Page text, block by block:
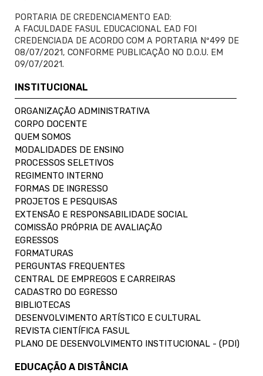
PORTARIA DE CREDENCIAMENTO EAD:
A FACULDADE FASUL EDUCACIONAL EAD FOI
CREDENCIADA DE ACORDO COM A PORTARIA Nº499 DE
08/07/2021, CONFORME PUBLICAÇÃO NO D.O.U. EM
09/07/2021.
INSTITUCIONAL
ORGANIZAÇÃO ADMINISTRATIVA
CORPO DOCENTE
QUEM SOMOS
MODALIDADES DE ENSINO
PROCESSOS SELETIVOS
REGIMENTO INTERNO
FORMAS DE INGRESSO
PROJETOS E PESQUISAS
EXTENSÃO E RESPONSABILIDADE SOCIAL
COMISSÃO PRÓPRIA DE AVALIAÇÃO
EGRESSOS
FORMATURAS
PERGUNTAS FREQUENTES
CENTRAL DE EMPREGOS E CARREIRAS
CADASTRO DO EGRESSO
BIBLIOTECAS
DESENVOLVIMENTO ARTÍSTICO E CULTURAL
REVISTA CIENTÍFICA FASUL
PLANO DE DESENVOLVIMENTO INSTITUCIONAL - (PDI)
EDUCAÇÃO A DISTÂNCIA